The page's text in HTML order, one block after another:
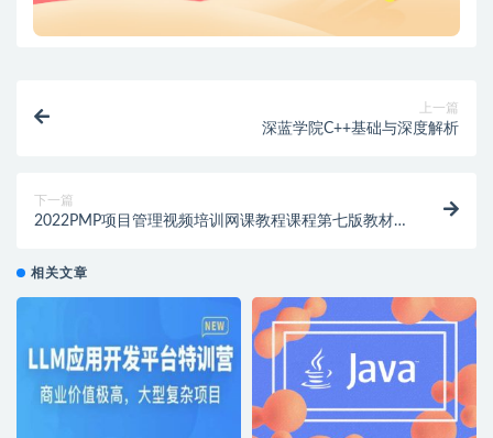
上一篇
深蓝学院C++基础与深度解析
下一篇
2022PMP项目管理视频培训网课教程课程第七版教材
相关文章